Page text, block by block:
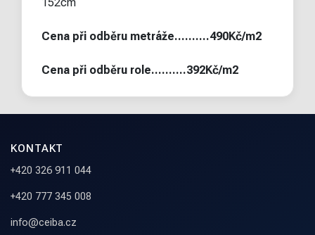
Cena při odběru metráže..........490Kč/m2
Cena při odběru role..........392Kč/m2
KONTAKT
+420 326 911 044
+420 777 345 008
info@ceiba.cz